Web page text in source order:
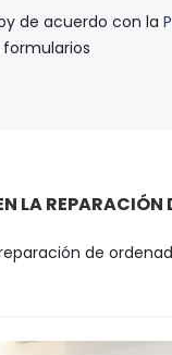
de acuerdo con la
LA
de